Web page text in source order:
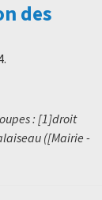
des
.
: [1]droit
([Mairie -